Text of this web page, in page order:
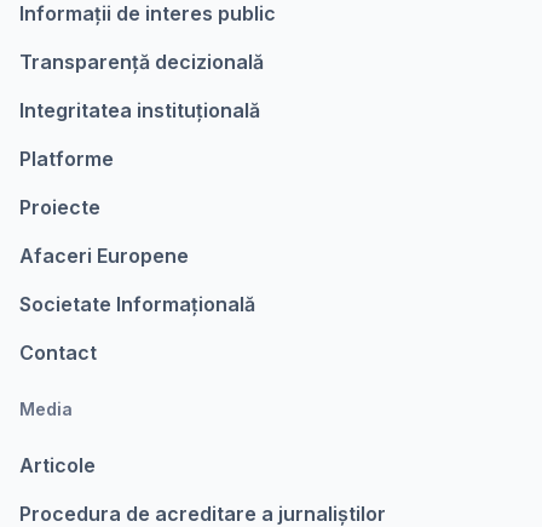
Informații de interes public
Transparență decizională
Integritatea instituțională
Platforme
Proiecte
Afaceri Europene
Societate Informațională
Contact
Media
Articole
Procedura de acreditare a jurnaliștilor